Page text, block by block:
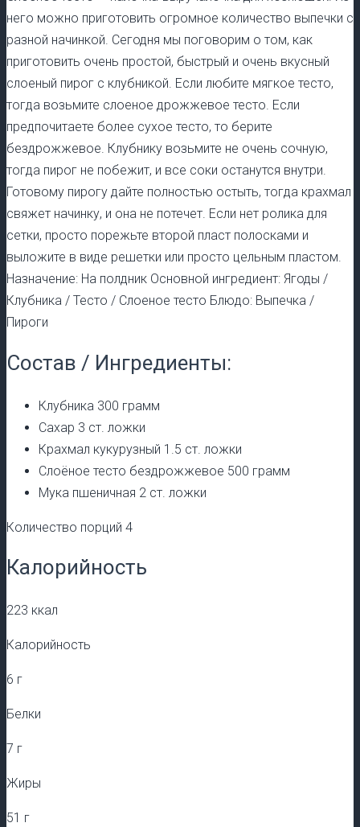
него можно приготовить огромное количество выпечки с
разной начинкой. Сегодня мы поговорим о том, как
приготовить очень простой, быстрый и очень вкусный
слоеный пирог с клубникой. Если любите мягкое тесто,
тогда возьмите слоеное дрожжевое тесто. Если
предпочитаете более сухое тесто, то берите
бездрожжевое. Клубнику возьмите не очень сочную,
тогда пирог не побежит, и все соки останутся внутри.
Готовому пирогу дайте полностью остыть, тогда крахмал
свяжет начинку, и она не потечет. Если нет ролика для
сетки, просто порежьте второй пласт полосками и
выложите в виде решетки или просто цельным пластом.
Назначение: На полдник Основной ингредиент: Ягоды /
Клубника / Тесто / Слоеное тесто Блюдо: Выпечка /
Пироги
Состав / Ингредиенты:
Клубника 300 грамм
Сахар 3 ст. ложки
Крахмал кукурузный 1.5 ст. ложки
Слоёное тесто бездрожжевое 500 грамм
Мука пшеничная 2 ст. ложки
Количество порций 4
Калорийность
223 ккал
Калорийность
6 г
Белки
7 г
Жиры
51 г